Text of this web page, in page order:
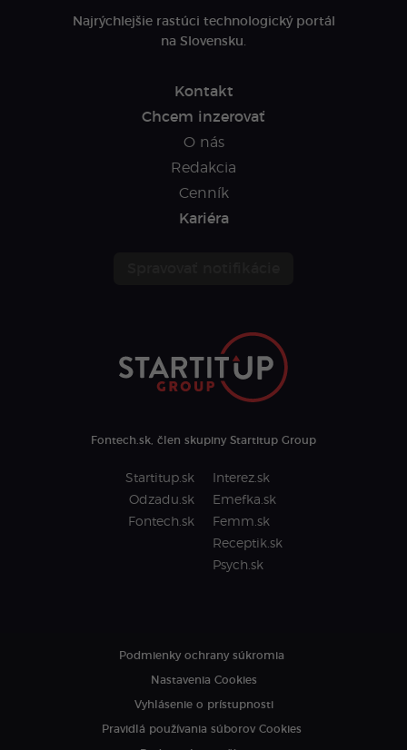
Najrýchlejšie rastúci technologický portál
na Slovensku.
Kontakt
Chcem inzerovať
O nás
Redakcia
Cenník
Kariéra
Fontech.sk, člen skupiny Startitup Group
Startitup.sk
Odzadu.sk
Fontech.sk
Interez.sk
Emefka.sk
Femm.sk
Receptik.sk
Psych.sk
Podmienky ochrany súkromia
Nastavenia Cookies
Vyhlásenie o prístupnosti
Pravidlá používania súborov Cookies